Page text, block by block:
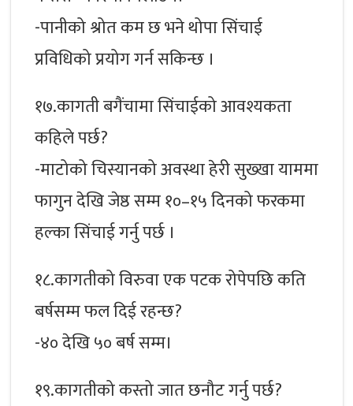
-पानीको श्रोत कम छ भने थोपा सिंचाई
प्रविधिको प्रयोग गर्न सकिन्छ ।
१७.कागती बगैंचामा सिंचाईको आवश्यकता
कहिले पर्छ?
-माटोको चिस्यानको अवस्था हेरी सुख्खा याममा
फागुन देखि जेष्ठ सम्म १०–१५ दिनको फरकमा
हल्का सिंचाई गर्नु पर्छ ।
१८.कागतीको विरुवा एक पटक रोपेपछि कति
बर्षसम्म फल दिई रहन्छ?
-४० देखि ५० बर्ष सम्म।
१९.कागतीको कस्तो जात छनौट गर्नु पर्छ?